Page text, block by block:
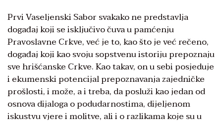
Prvi Vaseljenski Sabor svakako ne predstavlja
događaj koji se isključivo čuva u pamćenju
Pravoslavne Crkve, već je to, kao što je već rečeno,
događaj koji kao svoju sopstvenu istoriju prepoznaju
sve hrišćanske Crkve. Kao takav, on u sebi posjeduje
i ekumenski potencijal prepoznavanja zajedničke
prošlosti, i može, a i treba, da posluži kao jedan od
osnova dijaloga o podudarnostima, dijeljenom
iskustvu vjere i molitve, ali i o razlikama koje su u